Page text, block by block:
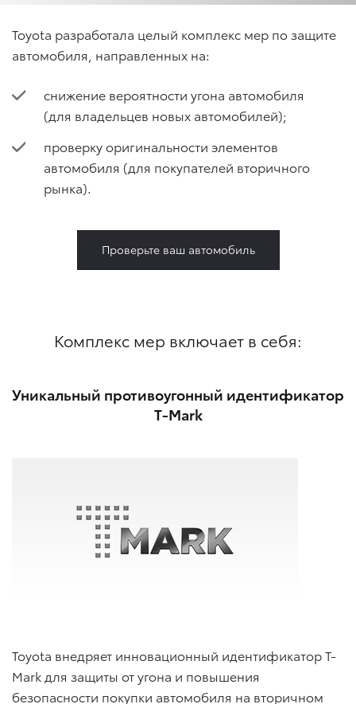
Toyota разработала целый комплекс мер по защите
автомобиля, направленных на:
снижение вероятности угона автомобиля
(для владельцев новых автомобилей);
проверку оригинальности элементов
автомобиля (для покупателей вторичного
рынка).
Проверьте ваш автомобиль
Комплекс мер включает в себя:
Уникальный противоугонный идентификатор
T-Mark
Toyota внедряет инновационный идентификатор T-
Mark для защиты от угона и повышения
безопасности покупки автомобиля на вторичном